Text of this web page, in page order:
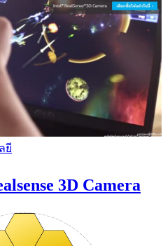
ยี
3D Camera